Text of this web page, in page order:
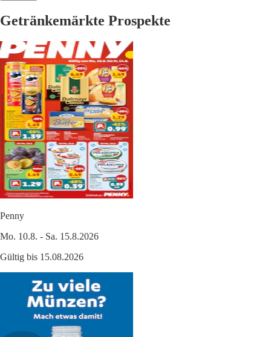
Getränkemärkte Prospekte
Penny
Mo. 10.8. - Sa. 15.8.2026
Gültig bis 15.08.2026